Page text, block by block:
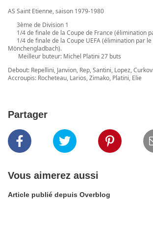
AS Saint Etienne, saison 1979-1980
3ème de Division 1
1/4 de finale de la Coupe de France (élimination
1/4 de finale de la Coupe UEFA (élimination par le
Mönchengladbach).
Meilleur buteur: Michel Platini 27 buts
Debout: Repellini, Janvion, Rep, Santini, Lopez,
Accroupis: Rocheteau, Larios, Zimako, Platini, Elie
Partager
Vous aimerez aussi
Article publié depuis Overblog